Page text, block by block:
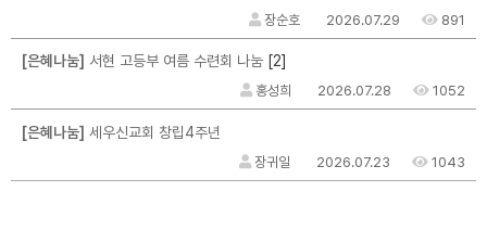
장순호 2026.07.29 891
[은혜나눔] 서현 고등부 여름 수련회 나눔 [2]
홍성희 2026.07.28 1052
[은혜나눔] 세우신교회 창립4주년
장귀일 2026.07.23 1043